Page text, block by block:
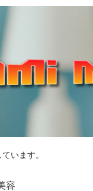
います。
容